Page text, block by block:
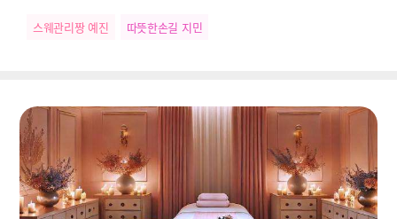
스웨관리짱 예진 따뜻한손길 지민